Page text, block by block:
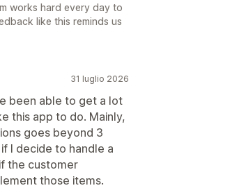
works hard every day to
like this reminds us
31 luglio 2026
been able to get a lot
this app to do. Mainly,
goes beyond 3
I decide to handle a
the customer
those items.